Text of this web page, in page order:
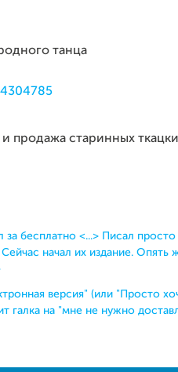
танца
и продажа старинных
за бесплатно <...> Писал
начал их издание. Опять
версия" (или "Просто
на "мне не нужно